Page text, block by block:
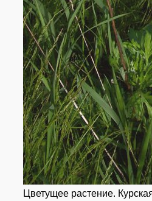
Цветущее растение.